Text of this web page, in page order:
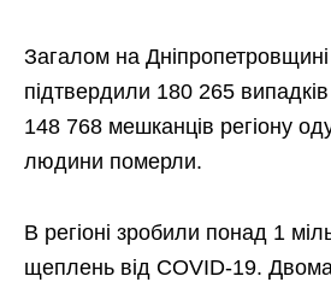
Загалом на
підтвердили 180 265
148 768 мешканців регіону
людини померли.
В регіоні зробили понад 1
щеплень від COVID-19.